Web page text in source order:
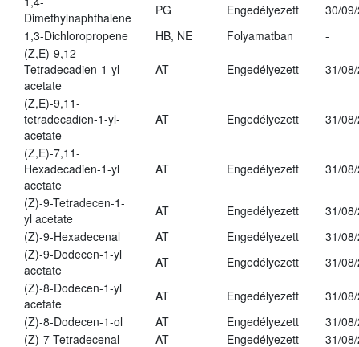
Dimethylnaphthalene
PG Engedélyezett
30/
1,3-Dichloropropene
HB, NE Folyamatban
-
(Z,E)-9,12-
Tetradecadien-1-yl
acetate
AT Engedélyezett 31/
(Z,E)-9,11-
tetradecadien-1-yl-
acetate
AT Engedélyezett 31/
(Z,E)-7,11-
Hexadecadien-1-yl
acetate
AT Engedélyezett 31/
(Z)-9-Tetradecen-1-
yl acetate
AT Engedélyezett
31/
(Z)-9-Hexadecenal
AT Engedélyezett
31/
(Z)-9-Dodecen-1-yl
acetate
AT Engedélyezett
31/
(Z)-8-Dodecen-1-yl
acetate
AT Engedélyezett
31/
(Z)-8-Dodecen-1-ol
AT Engedélyezett
31/
(Z)-7-Tetradecenal
AT Engedélyezett
31/